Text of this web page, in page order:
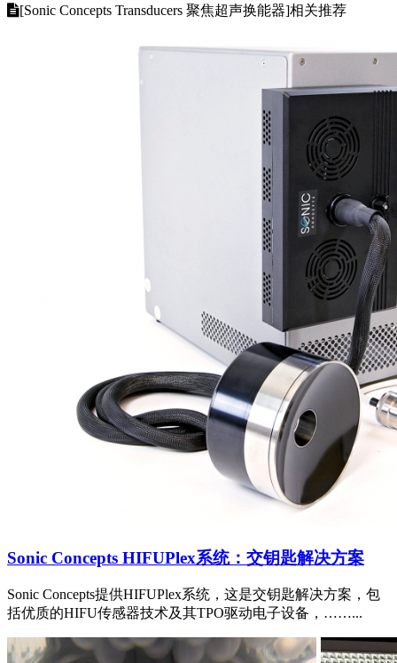
[Sonic Concepts Transducers 聚焦超声换能器]相关推荐
Sonic Concepts HIFUPlex系统：交钥匙解决方案
Sonic Concepts提供HIFUPlex系统，这是交钥匙解决方案，包
括优质的HIFU传感器技术及其TPO驱动电子设备，……...